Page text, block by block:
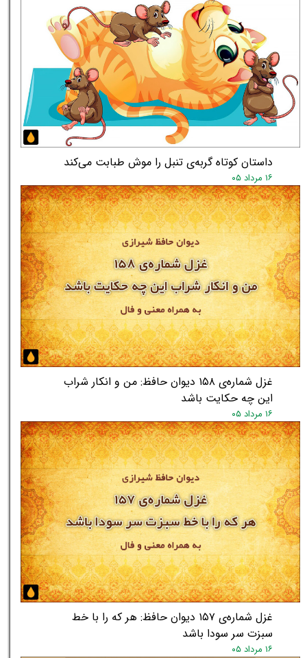
داستان کوتاه گربه‌ی تنبل را موش طبابت می‌کند
۱۶ مرداد ۰۵
غزل شماره‌ی ۱۵۸ دیوان حافظ: من و انکار شراب
این چه حکایت باشد
۱۶ مرداد ۰۵
غزل شماره‌ی ۱۵۷ دیوان حافظ: هر که را با خط
سبزت سر سودا باشد
۱۶ مرداد ۰۵